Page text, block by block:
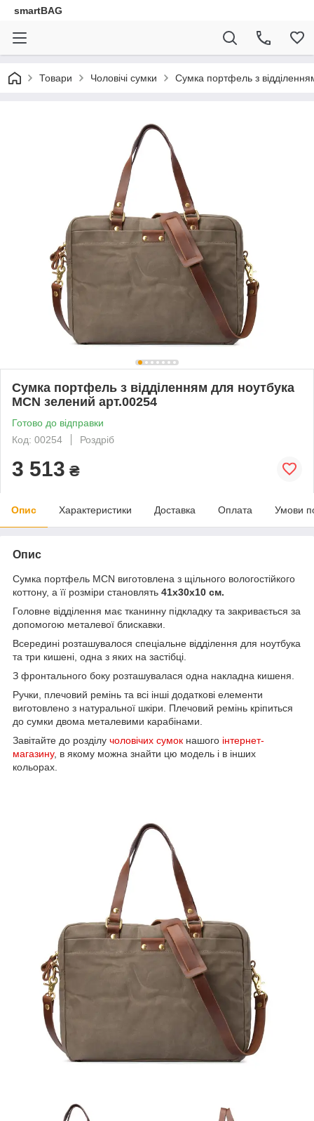
smartBAG
Товари Чоловічі сумки Сумка портфель з
Сумка портфель з відділенням для ноутбука
MCN зелений арт.00254
Готово до відправки
Код: 00254
Роздріб
3 513 ₴
Опис Характеристики Доставка Оплата Умови
Опис
Сумка портфель MCN виготовлена з щільного вологостійкого
коттону, а її розміри становлять 41х30х10 см.
Головне відділення має тканинну підкладку та закривається за
допомогою металевої блискавки.
Всередині розташувалося спеціальне відділення для ноутбука
та три кишені, одна з яких на застібці.
З фронтального боку розташувалася одна накладна кишеня.
Ручки, плечовий ремінь та всі інші додаткові елементи
виготовлено з натуральної шкіри. Плечовий ремінь кріпиться
до сумки двома металевими карабінами.
Завітайте до розділу чоловічих сумок нашого інтернет-
магазину, в якому можна знайти цю модель і в інших
кольорах.